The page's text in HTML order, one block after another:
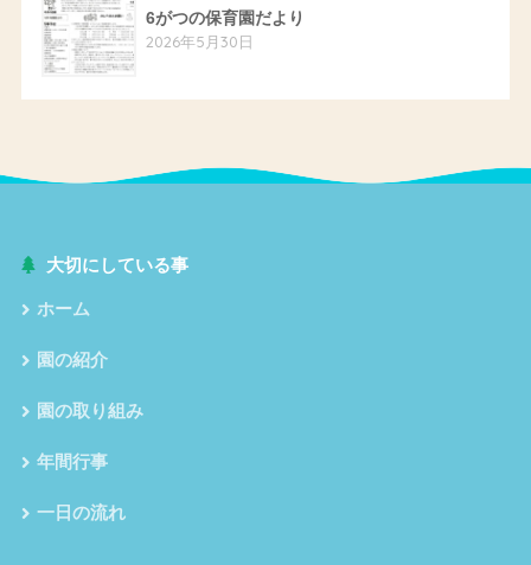
6がつの保育園だより
2026年5月30日
大切にしている事
ホーム
園の紹介
園の取り組み
年間行事
一日の流れ